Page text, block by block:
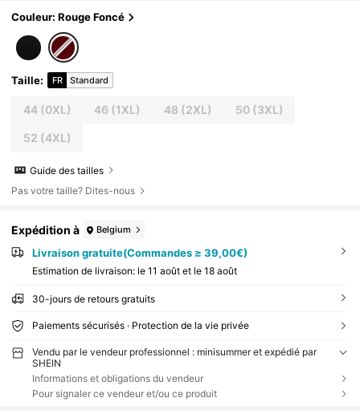
Couleur: Rouge Foncé
Taille: FR Standard
44(0XL) 46 (1XL) 48 (2XL) 50(3XL)
52 (4XL)
Guide des tailles
Pas votre taille? Dites-nous
Expédition à Belgium
Livraison gratuite(Commandes ≥ 39,00€)
Estimation de livraison: le 11 août et le 18 août
30-jours de retours gratuits
Paiements sécurisés · Protection de la vie privée
Vendu par le vendeur professionnel : minisummer et expédié par
SHEIN
Informations et obligations du vendeur
Pour signaler ce vendeur et/ou ce produit